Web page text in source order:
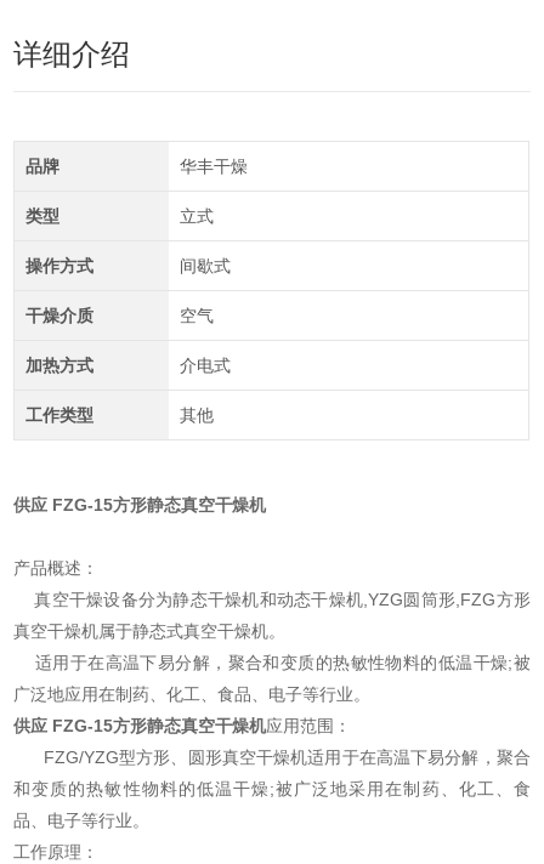
详细介绍
品牌 华丰干燥
类型 立式
操作方式 间歇式
干燥介质 空气
加热方式 介电式
工作类型 其他
供应 FZG-15方形静态真空干燥机
产品概述：
真空干燥设备分为静态干燥机和动态干燥机,YZG圆筒形,FZG方形
真空干燥机属于静态式真空干燥机。
适用于在高温下易分解，聚合和变质的热敏性物料的低温干燥;被
广泛地应用在制药、化工、食品、电子等行业。
供应 FZG-15方形静态真空干燥机应用范围：
FZG/YZG型方形、圆形真空干燥机适用于在高温下易分解，聚合
和变质的热敏性物料的低温干燥;被广泛地采用在制药、化工、食
品、电子等行业。
工作原理：